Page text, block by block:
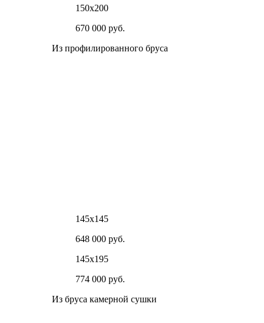
150х200
670 000 руб.
Из профилированного бруса
145х145
648 000 руб.
145х195
774 000 руб.
Из бруса камерной сушки